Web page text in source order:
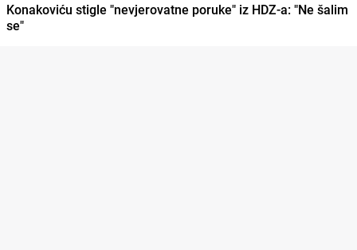
Konakoviću stigle "nevjerovatne poruke" iz HDZ-a: "Ne šalim
se"